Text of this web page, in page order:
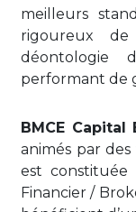
meilleurs
rigoureux
déontologie
performant de
BMCE Capital
animés par
est constituée
Financier /